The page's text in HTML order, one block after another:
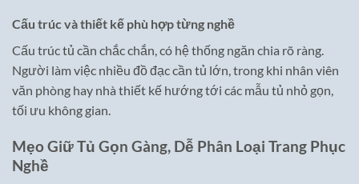
Cấu trúc và thiết kế phù hợp từng nghề
Cấu trúc tủ cần chắc chắn, có hệ thống ngăn chia rõ ràng.
Người làm việc nhiều đồ đạc cần tủ lớn, trong khi nhân viên
văn phòng hay nhà thiết kế hướng tới các mẫu tủ nhỏ gọn,
tối ưu không gian.
Mẹo Giữ Tủ Gọn Gàng, Dễ Phân Loại Trang Phục
Nghề